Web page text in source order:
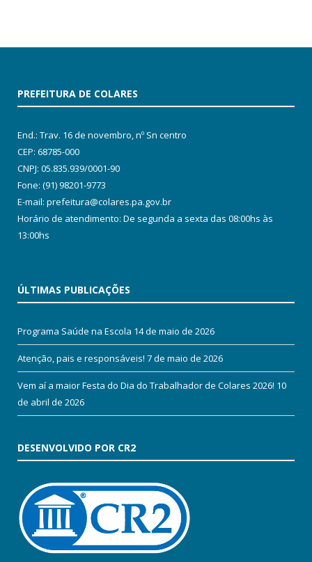
PREFEITURA DE COLARES
End.: Trav. 16 de novembro, nº Sn centro
CEP: 68785-000
CNPJ: 05.835.939/0001-90
Fone: (91) 98201-9773
E-mail: prefeitura@colares.pa.gov.br
Horário de atendimento: De segunda a sexta das 08:00hs às
13:00hs
ÚLTIMAS PUBLICAÇÕES
Programa Saúde na Escola 14 de maio de 2026
Atenção, pais e responsáveis! 7 de maio de 2026
Vem aí a maior Festa do Dia do Trabalhador de Colares 2026! 10
de abril de 2026
DESENVOLVIDO POR CR2